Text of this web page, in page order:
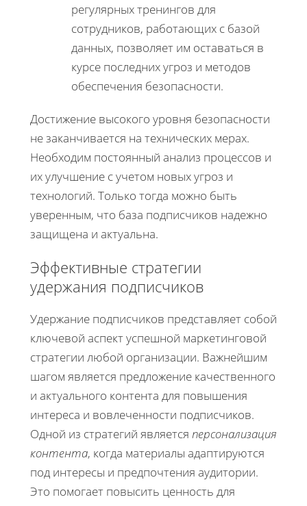
регулярных тренингов для
сотрудников, работающих с базой
данных, позволяет им оставаться в
курсе последних угроз и методов
обеспечения безопасности.
Достижение высокого уровня безопасности
не заканчивается на технических мерах.
Необходим постоянный анализ процессов и
их улучшение с учетом новых угроз и
технологий. Только тогда можно быть
уверенным, что база подписчиков надежно
защищена и актуальна.
Эффективные стратегии
удержания подписчиков
Удержание подписчиков представляет собой
ключевой аспект успешной маркетинговой
стратегии любой организации. Важнейшим
шагом является предложение качественного
и актуального контента для повышения
интереса и вовлеченности подписчиков.
Одной из стратегий является персонализация
контента, когда материалы адаптируются
под интересы и предпочтения аудитории.
Это помогает повысить ценность для